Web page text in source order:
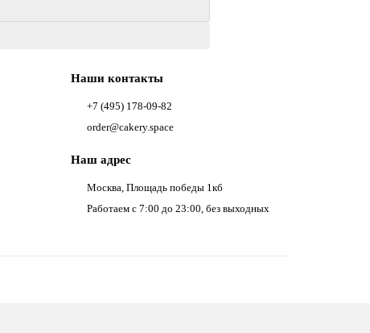
Наши контакты
+7 (495) 178-09-82
order@cakery.space
Наш адрес
Москва, Площадь победы 1кб
Работаем с 7:00 до 23:00, без выходных